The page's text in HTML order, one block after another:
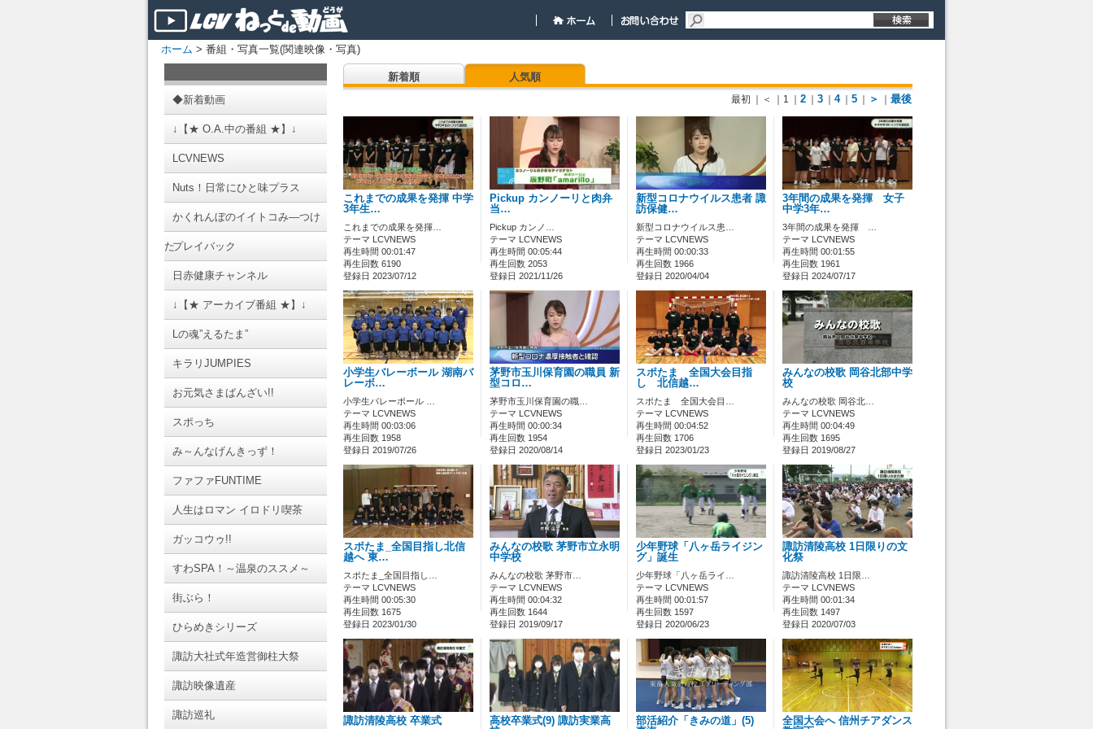
ホーム > 番組・写真一覧(関連映像・写真)
◆新着動画
↓【★ O.A.中の番組 ★】↓
LCVNEWS
Nuts！日常にひと味プラス
かくれんぼのイイトコみ―つけ
たプレイバック
日赤健康チャンネル
↓【★ アーカイブ番組 ★】↓
Lの魂”えるたま”
キラリJUMPIES
お元気さまばんざい!!
スポっち
み～んなげんきっず！
ファファFUNTIME
人生はロマン イロドリ喫茶
ガッコウゥ!!
すわSPA！～温泉のススメ～
街ぶら！
ひらめきシリーズ
諏訪大社式年造営御柱大祭
諏訪映像遺産
諏訪巡礼
新着順 人気順
最初 ｜＜ ｜1 2 3 4 5 ＞ 最後
これまでの成果を発揮 中学
3年生…
これまでの成果を発揮…
テーマ LCVNEWS
再生時間 00:01:47
再生回数 6190
登録日 2023/07/12
Pickup カンノーリと肉弁
当…
Pickup カンノ…
テーマ LCVNEWS
再生時間 00:05:44
再生回数 2053
登録日 2021/11/26
新型コロナウイルス患者 諏
訪保健…
新型コロナウイルス患…
テーマ LCVNEWS
再生時間 00:00:33
再生回数 1966
登録日 2020/04/04
3年間の成果を発揮 女子
中学3年…
3年間の成果を発揮 …
テーマ LCVNEWS
再生時間 00:01:55
再生回数 1961
登録日 2024/07/17
小学生バレーボール 湖南バ
レーボ…
小学生バレーボール …
テーマ LCVNEWS
再生時間 00:03:06
再生回数 1958
登録日 2019/07/26
茅野市玉川保育園の職員 新
型コロ…
茅野市玉川保育園の職…
テーマ LCVNEWS
再生時間 00:00:34
再生回数 1954
登録日 2020/08/14
スポたま 全国大会目指
し 北信越…
スポたま 全国大会目…
テーマ LCVNEWS
再生時間 00:04:52
再生回数 1706
登録日 2023/01/23
みんなの校歌 岡谷北部中学
校
みんなの校歌 岡谷北…
テーマ LCVNEWS
再生時間 00:04:49
再生回数 1695
登録日 2019/08/27
スポたま_全国目指し北信
越へ 東…
スポたま_全国目指し…
テーマ LCVNEWS
再生時間 00:05:30
再生回数 1675
登録日 2023/01/30
みんなの校歌 茅野市立永明
中学校
みんなの校歌 茅野市…
テーマ LCVNEWS
再生時間 00:04:32
再生回数 1644
登録日 2019/09/17
少年野球「八ヶ岳ライジン
グ」誕生
少年野球「八ヶ岳ライ…
テーマ LCVNEWS
再生時間 00:01:57
再生回数 1597
登録日 2020/06/23
諏訪清陵高校 1日限りの文
化祭
諏訪清陵高校 1日限…
テーマ LCVNEWS
再生時間 00:01:34
再生回数 1497
登録日 2020/07/03
諏訪清陵高校 卒業式
高校卒業式(9) 諏訪実業高
部活紹介「きみの道」(5)
全国大会へ 信州チアダンス